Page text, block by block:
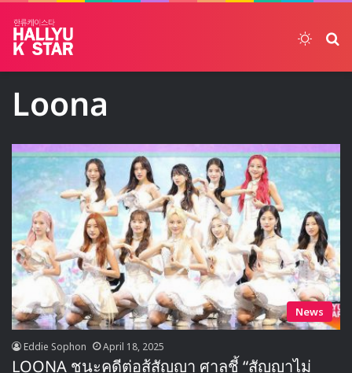
Loona
News
Eddie Sophon April 18, 2025
LOONA ชนะคดีต่อสู้สัญญา ศาลชี้ “สัญญาไม่